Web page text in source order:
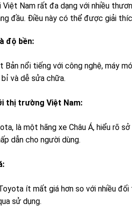
Nam rất đa dạng với nhiều
đầu. Điều này có thể được giải
độ bền:
Bản nổi tiếng với công nghệ, máy
và dễ sửa chữa.
thị trường Việt Nam:
là một hãng xe Châu Á, hiểu rõ
dẫn cho người dùng.
ít mất giá hơn so với nhiều
sử dụng.